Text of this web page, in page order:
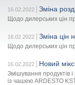
16.02.2022 Зміна
Щодо дилерських цін
16.02.2022 Зміна цін
Щодо дилерських цін
16.02.2022 Новий
Змішування продуктів
із чашею ARDESTO